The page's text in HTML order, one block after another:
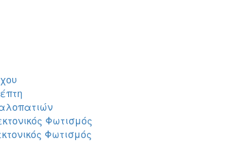
Φωτισμός
Φωτισμός